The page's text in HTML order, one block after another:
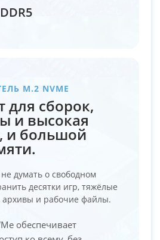
DDR5
M.2 NVME
для сборок,
и высокая
и большой
думать о свободном
десятки игр, тяжёлые
архивы и рабочие файлы.
обеспечивает